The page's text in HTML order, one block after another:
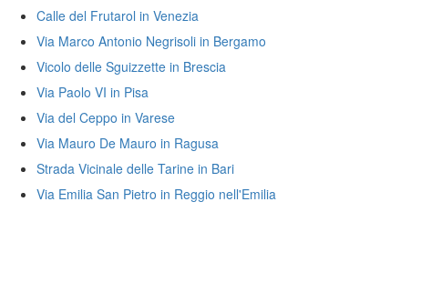
Calle del Frutarol in Venezia
Via Marco Antonio Negrisoli in Bergamo
Vicolo delle Sguizzette in Brescia
Via Paolo VI in Pisa
Via del Ceppo in Varese
Via Mauro De Mauro in Ragusa
Strada Vicinale delle Tarine in Bari
Via Emilia San Pietro in Reggio nell'Emilia